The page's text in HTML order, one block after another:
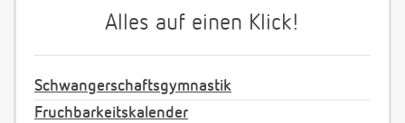
Alles auf einen Klick!
Schwangerschaftsgymnastik
Fruchbarkeitskalender